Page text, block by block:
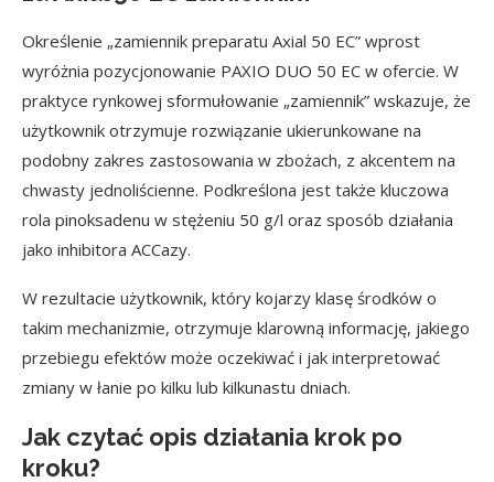
Określenie „zamiennik preparatu Axial 50 EC” wprost
wyróżnia pozycjonowanie PAXIO DUO 50 EC w ofercie. W
praktyce rynkowej sformułowanie „zamiennik” wskazuje, że
użytkownik otrzymuje rozwiązanie ukierunkowane na
podobny zakres zastosowania w zbożach, z akcentem na
chwasty jednoliścienne. Podkreślona jest także kluczowa
rola pinoksadenu w stężeniu 50 g/l oraz sposób działania
jako inhibitora ACCazy.
W rezultacie użytkownik, który kojarzy klasę środków o
takim mechanizmie, otrzymuje klarowną informację, jakiego
przebiegu efektów może oczekiwać i jak interpretować
zmiany w łanie po kilku lub kilkunastu dniach.
Jak czytać opis działania krok po
kroku?